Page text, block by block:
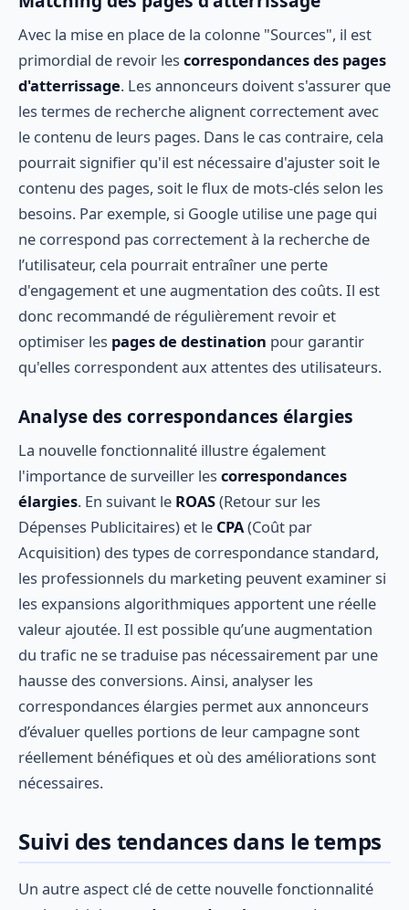
Avec la mise en place de la colonne "Sources", il est
primordial de revoir les correspondances des pages
d'atterrissage. Les annonceurs doivent s'assurer que
les termes de recherche alignent correctement avec
le contenu de leurs pages. Dans le cas contraire, cela
pourrait signifier qu'il est nécessaire d'ajuster soit le
contenu des pages, soit le flux de mots-clés selon les
besoins. Par exemple, si Google utilise une page qui
ne correspond pas correctement à la recherche de
l’utilisateur, cela pourrait entraîner une perte
d'engagement et une augmentation des coûts. Il est
donc recommandé de régulièrement revoir et
optimiser les pages de destination pour garantir
qu'elles correspondent aux attentes des utilisateurs.
Analyse des correspondances élargies
La nouvelle fonctionnalité illustre également
l'importance de surveiller les correspondances
élargies. En suivant le ROAS(Retour sur les
Dépenses Publicitaires) et le CPA(Coût par
Acquisition) des types de correspondance standard,
les professionnels du marketing peuvent examiner si
les expansions algorithmiques apportent une réelle
valeur ajoutée. Il est possible qu’une augmentation
du trafic ne se traduise pas nécessairement par une
hausse des conversions. Ainsi, analyser les
correspondances élargies permet aux annonceurs
d’évaluer quelles portions de leur campagne sont
réellement bénéfiques et où des améliorations sont
nécessaires.
Suivi des tendances dans le temps
Un autre aspect clé de cette nouvelle fonctionnalité